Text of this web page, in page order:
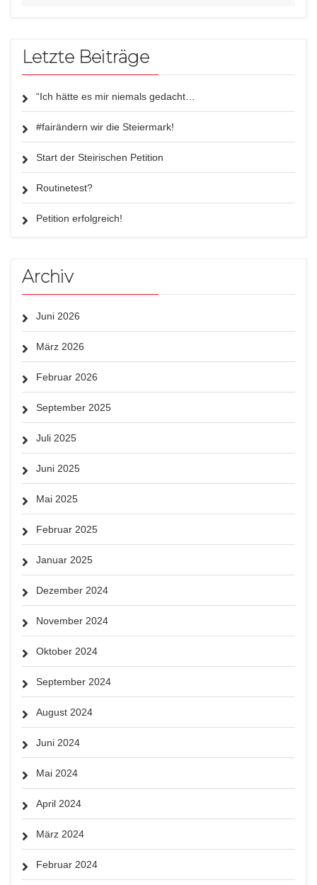
Letzte Beiträge
“Ich hätte es mir niemals gedacht…
#fairändern wir die Steiermark!
Start der Steirischen Petition
Routinetest?
Petition erfolgreich!
Archiv
Juni 2026
März 2026
Februar 2026
September 2025
Juli 2025
Juni 2025
Mai 2025
Februar 2025
Januar 2025
Dezember 2024
November 2024
Oktober 2024
September 2024
August 2024
Juni 2024
Mai 2024
April 2024
März 2024
Februar 2024